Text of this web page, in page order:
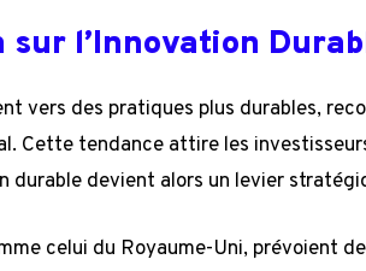
l’Innovation
vers des pratiques plus durables,
Cette tendance attire les
durable devient alors un levier
celui du Royaume-Uni, prévoient